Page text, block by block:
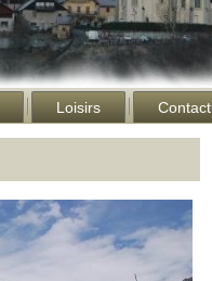
Loisirs Contact